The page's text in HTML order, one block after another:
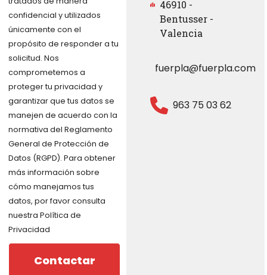
confidencial y utilizados
únicamente con el
propósito de responder a tu
solicitud. Nos
comprometemos a
proteger tu privacidad y
garantizar que tus datos se
manejen de acuerdo con la
normativa del Reglamento
General de Protección de
Datos (RGPD). Para obtener
más información sobre
cómo manejamos tus
datos, por favor consulta
nuestra Política de
Privacidad
Contactar
46910 -
Bentusser -
Valencia
fuerpla@fuerpla.com
963 75 03 62